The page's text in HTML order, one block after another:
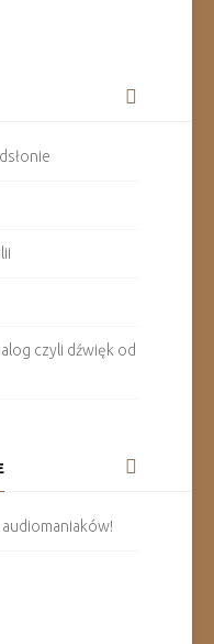
czyli dźwięk od